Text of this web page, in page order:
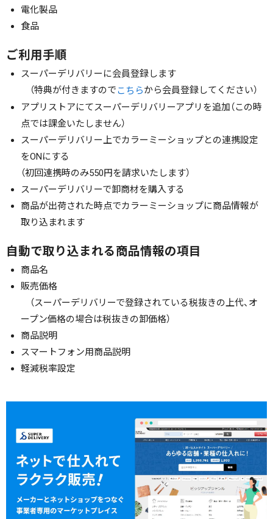
電化製品
食品
ご利用手順
スーパーデリバリーに会員登録します
（特典が付きますのでこちらから会員登録してください）
アプリストアにてスーパーデリバリーアプリを追加（この時
点では課金いたしません）
スーパーデリバリー上でカラーミーショップとの連携設定
をONにする
（初回連携時のみ550円を請求いたします）
スーパーデリバリーで卸商材を購入する
商品が出荷された時点でカラーミーショップに商品情報が
取り込まれます
自動で取り込まれる商品情報の項目
商品名
販売価格
（スーパーデリバリーで登録されている税抜きの上代、オ
ープン価格の場合は税抜きの卸価格）
商品説明
スマートフォン用商品説明
軽減税率設定